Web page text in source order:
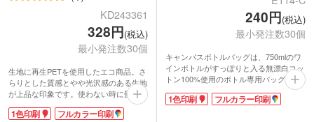
KD243361
328円(税込)
最小発注数30個
生地に再生PETを使用したエコ商品。さ
らりとした質感とやや光沢感のある生地
が上品な印象です。使わない時に畳んで
おけるゴムバンド付き。持ち手は肩掛け
可能な長さです。底マチがあり、かさば
1色印刷 フルカラー印刷
240円(税込)
最小発注数30個
キャンバスボトルバッグは、750mlのワ
インボトルがすっぽりと入る無漂白コッ
トン100%使用のボトル専用バッグで
す。漂白や染色をしていないので、河川
や海を汚すことのない環境にやさしいエ
1色印刷 フルカラー印刷